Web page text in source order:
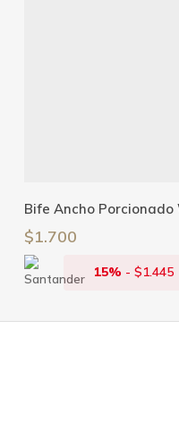
Bife Ancho Porcionado
$1.700
15% -$1.445